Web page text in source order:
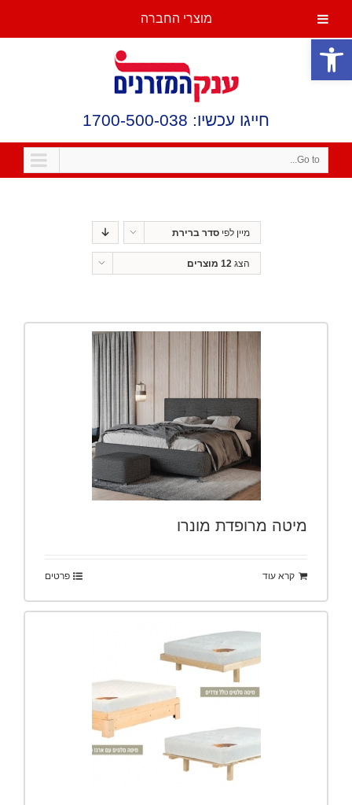
פתח סרגל נגישות
חייגו עכשיו: 1700-500-038
Go to...
מיין לפיסדר ברירת
מחדל
הצג12 מוצרים
מיטה מרופדת מונרו
קרא עוד פרטים
מוצרי החברה